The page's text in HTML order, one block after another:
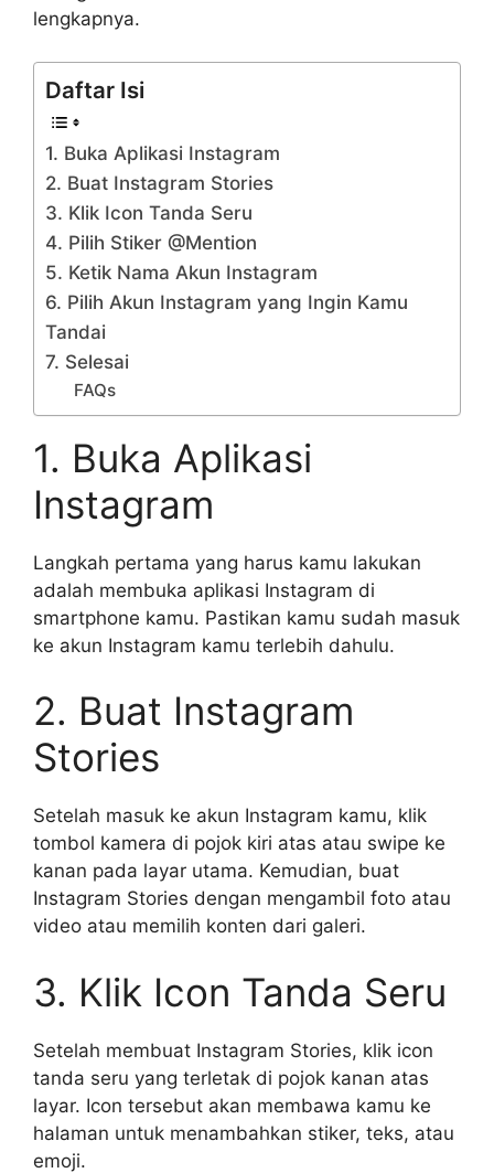
lengkapnya.
Daftar Isi
1. Buka Aplikasi Instagram
2. Buat Instagram Stories
3. Klik Icon Tanda Seru
4. Pilih Stiker @Mention
5. Ketik Nama Akun Instagram
6. Pilih Akun Instagram yang Ingin Kamu
Tandai
7. Selesai
FAQs
1. Buka Aplikasi
Instagram
Langkah pertama yang harus kamu lakukan
adalah membuka aplikasi Instagram di
smartphone kamu. Pastikan kamu sudah masuk
ke akun Instagram kamu terlebih dahulu.
2. Buat Instagram
Stories
Setelah masuk ke akun Instagram kamu, klik
tombol kamera di pojok kiri atas atau swipe ke
kanan pada layar utama. Kemudian, buat
Instagram Stories dengan mengambil foto atau
video atau memilih konten dari galeri.
3. Klik Icon Tanda Seru
Setelah membuat Instagram Stories, klik icon
tanda seru yang terletak di pojok kanan atas
layar. Icon tersebut akan membawa kamu ke
halaman untuk menambahkan stiker, teks, atau
emoji.